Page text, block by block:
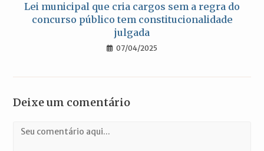
Lei municipal que cria cargos sem a regra do
concurso público tem constitucionalidade
julgada
07/04/2025
Deixe um comentário
Comentário